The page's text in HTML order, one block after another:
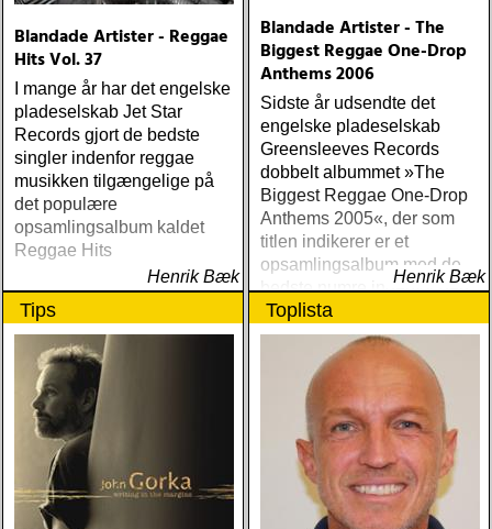
Blandade Artister - Reggae
Hits Vol. 37
I mange år har det engelske
pladeselskab Jet Star
Records gjort de bedste
singler indenfor reggae
musikken tilgængelige på
det populære
opsamlingsalbum kaldet
Reggae Hits
Henrik Bæk
Blandade Artister - The
Biggest Reggae One-Drop
Anthems 2006
Sidste år udsendte det
engelske pladeselskab
Greensleeves Records
dobbelt albummet »The
Biggest Reggae One-Drop
Anthems 2005«, der som
titlen indikerer er et
opsamlingsalbum med de
bedste numre indenfor den
populære reggaestil kaldet
one-drop
Henrik Bæk
Tips Toplista